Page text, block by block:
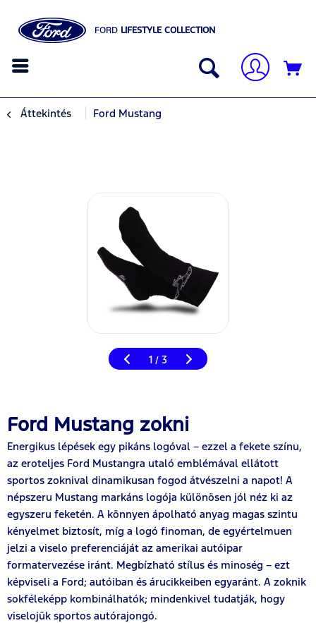
FORD LIFESTYLE COLLECTION
Áttekintés Ford Mustang
1 / 3
Ford Mustang zokni
Energikus lépések egy pikáns logóval – ezzel a fekete színu,
az eroteljes Ford Mustangra utaló emblémával ellátott
sportos zoknival dinamikusan fogod átvészelni a napot! A
népszeru Mustang markáns logója különösen jól néz ki az
egyszeru feketén. A könnyen ápolható anyag magas szintu
kényelmet biztosít, míg a logó finoman, de egyértelmuen
jelzi a viselo preferenciáját az amerikai autóipar
formatervezése iránt. Megbízható stílus és minoség – ezt
képviseli a Ford; autóiban és árucikkeiben egyaránt. A zoknik
sokféleképp kombinálhatók; mindenkivel tudatják, hogy
viselojük sportos autórajongó.